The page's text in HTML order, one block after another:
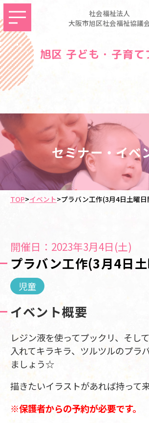
社会福祉法人
大阪市旭区社会福祉協議
旭区 子ども・子育て
セミナー・イベ
TOP>イベント>プラバン工作(3月4日土曜日
開催日：2023年3月4日(土)
プラバン工作(3月4日
児童
イベント概要
レジン液を使ってプックリ、そし
入れてキラキラ、ツルツルのプラ
ましょう☆
描きたいイラストがあれば持って
※保護者からの予約が必要です。